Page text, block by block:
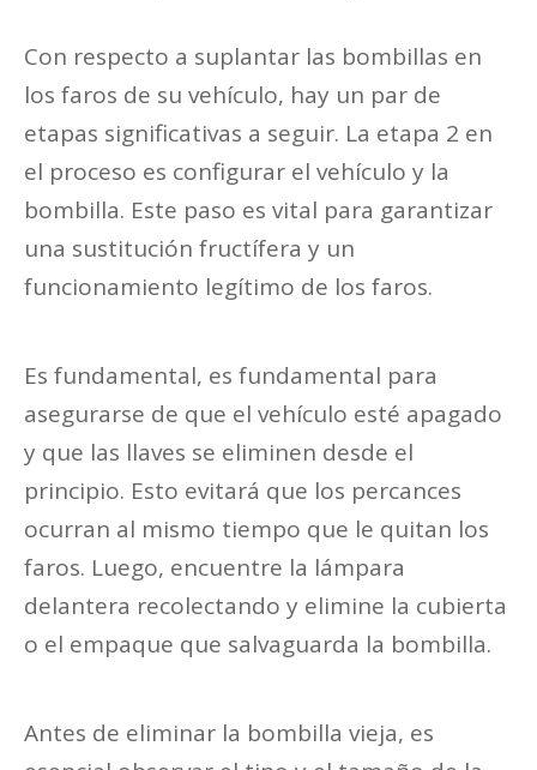
Con respecto a suplantar las bombillas en
los faros de su vehículo, hay un par de
etapas significativas a seguir. La etapa 2 en
el proceso es configurar el vehículo y la
bombilla. Este paso es vital para garantizar
una sustitución fructífera y un
funcionamiento legítimo de los faros.
Es fundamental, es fundamental para
asegurarse de que el vehículo esté apagado
y que las llaves se eliminen desde el
principio. Esto evitará que los percances
ocurran al mismo tiempo que le quitan los
faros. Luego, encuentre la lámpara
delantera recolectando y elimine la cubierta
o el empaque que salvaguarda la bombilla.
Antes de eliminar la bombilla vieja, es